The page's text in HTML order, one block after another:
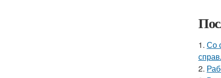
1. Со
2.